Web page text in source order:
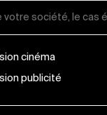
cinéma
publicité